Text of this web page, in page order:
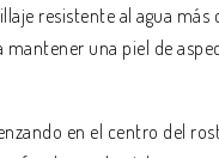
resistente al agua
una piel de
en el centro del